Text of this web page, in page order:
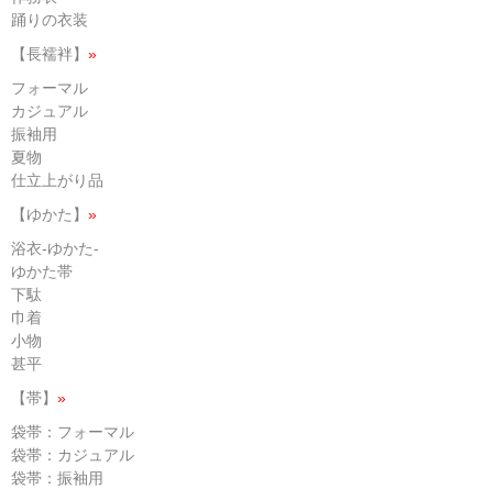
踊りの衣装
【長襦袢】 »
フォーマル
カジュアル
振袖用
夏物
仕立上がり品
【ゆかた】 »
浴衣-ゆかた-
ゆかた帯
下駄
巾着
小物
甚平
【帯】 »
袋帯：フォーマル
袋帯：カジュアル
袋帯：振袖用